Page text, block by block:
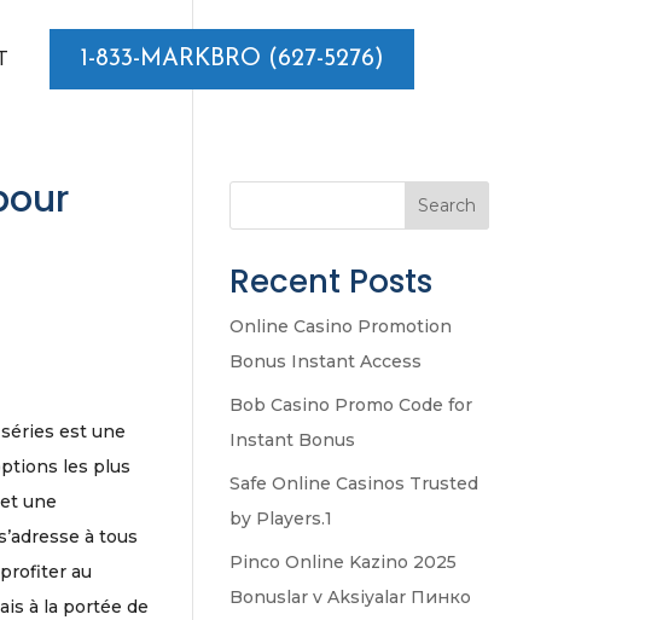
1-833-MARKBRO (627-5276)
est une
les plus
une
à tous
au
à la portée de
Search
Recent Posts
Online Casino Promotion
Bonus Instant Access
Bob Casino Promo Code for
Instant Bonus
Safe Online Casinos Trusted
by Players.1
Pinco Online Kazino 2025
Bonuslar v Aksiyalar Пинко